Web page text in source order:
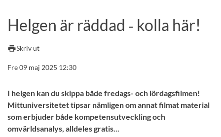
Andra söktjänster
Kurser och program
Helgen är räddad ‑ kolla här!
printSkriv ut
Fre 09 maj 2025 12:30
I helgen kan du skippa både fredags- och lördagsfilmen!
Mittuniversitetet tipsar nämligen om annat filmat material
som erbjuder både kompetensutveckling och
omvärldsanalys, alldeles gratis...